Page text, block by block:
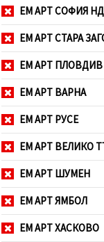
ЕМ АРТ СОФИЯ
ЕМ АРТ СТАРА
ЕМ АРТ ПЛОВДИВ
ЕМ АРТ ВАРНА
ЕМ АРТ РУСЕ
ЕМ АРТ ВЕЛИКО
ЕМ АРТ ШУМЕН
ЕМ АРТ ЯМБОЛ
ЕМ АРТ ХАСКОВО